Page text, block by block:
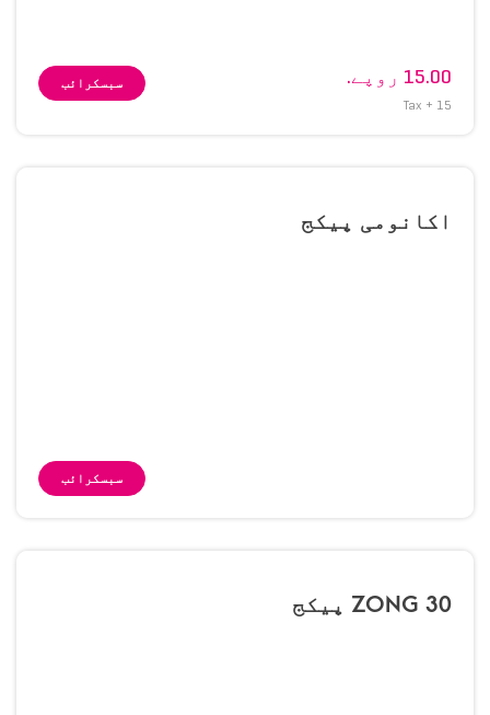
15.00 روپے.
15 + Tax
سبسکرائب
اکانومی پیکج
سبسکرائب
ZONG 30 پیکج